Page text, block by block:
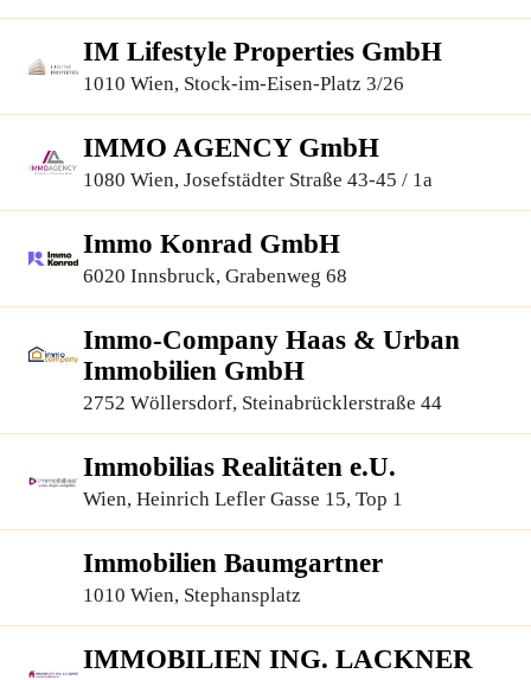
IM Lifestyle Properties GmbH
1010 Wien, Stock-im-Eisen-Platz 3/26
IMMO AGENCY GmbH
1080 Wien, Josefstädter Straße 43-45 / 1a
Immo Konrad GmbH
6020 Innsbruck, Grabenweg 68
Immo-Company Haas & Urban
Immobilien GmbH
2752 Wöllersdorf, Steinabrücklerstraße 44
Immobilias Realitäten e.U.
Wien, Heinrich Lefler Gasse 15, Top 1
Immobilien Baumgartner
1010 Wien, Stephansplatz
IMMOBILIEN ING. LACKNER